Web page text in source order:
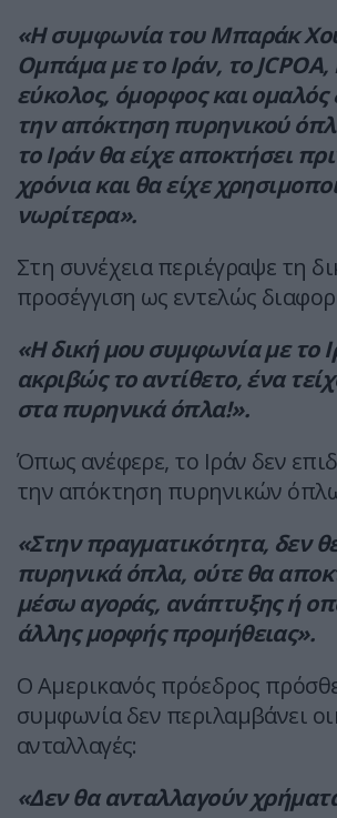
«Η συμφωνία του Μπαράκ
Ομπάμα με το Ιράν, το
εύκολος, όμορφος και ομαλός
την απόκτηση πυρηνικού
το Ιράν θα είχε αποκτήσει
χρόνια και θα είχε
νωρίτερα».
Στη συνέχεια περιέγραψε τη
προσέγγιση ως εντελώς
«Η δική μου συμφωνία με το
ακριβώς το αντίθετο, ένα
στα πυρηνικά όπλα!».
Όπως ανέφερε, το Ιράν δεν
την απόκτηση πυρηνικών
«Στην πραγματικότητα, δεν
πυρηνικά όπλα, ούτε θα
μέσω αγοράς, ανάπτυξης ή
άλλης μορφής προμήθειας».
Ο Αμερικανός πρόεδρος
συμφωνία δεν περιλαμβάνει
ανταλλαγές:
«Δεν θα ανταλλαγούν